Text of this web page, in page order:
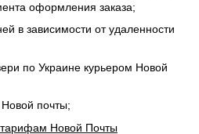
оформления заказа;
в зависимости от удаленности
по Украине курьером Новой
Новой почты;
тарифам Новой Почты